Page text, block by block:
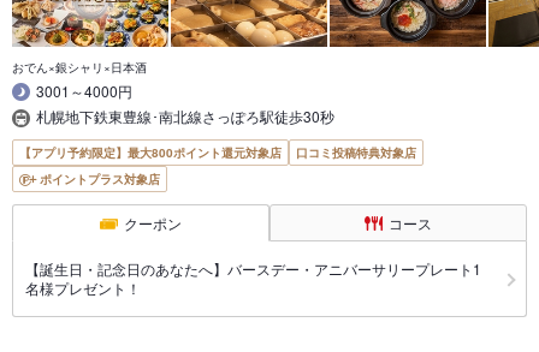
おでん×銀シャリ×日本酒
3001～4000円
札幌地下鉄東豊線･南北線さっぽろ駅徒歩30秒
【アプリ予約限定】最大800ポイント還元対象店
口コミ投稿特典対象店
ポイントプラス対象店
クーポン コース
【誕生日・記念日のあなたへ】バースデー・アニバーサリープレート1
名様プレゼント！